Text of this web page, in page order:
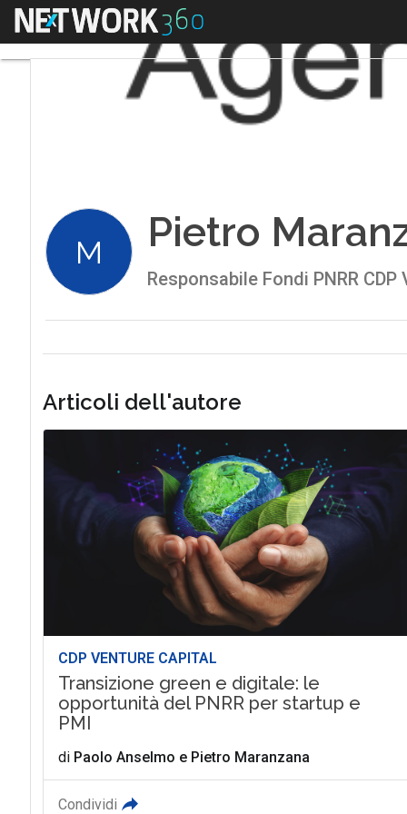
Menu
M Pietro
Responsabile Fondi PNRR
Articoli dell'autore
CDP VENTURE CAPITAL
Transizione green e digitale: le
opportunità del PNRR per startup e
PMI
di Paolo Anselmo e Pietro Maranzana
Condividi